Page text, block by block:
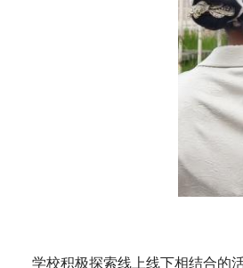
学校积极探索线上线下相结合的